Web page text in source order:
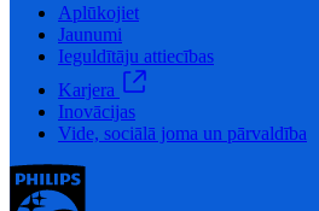
Aplūkojiet
Jaunumi
Ieguldītāju attiecības
Karjera
Inovācijas
Vide, sociālā joma un pārvaldība